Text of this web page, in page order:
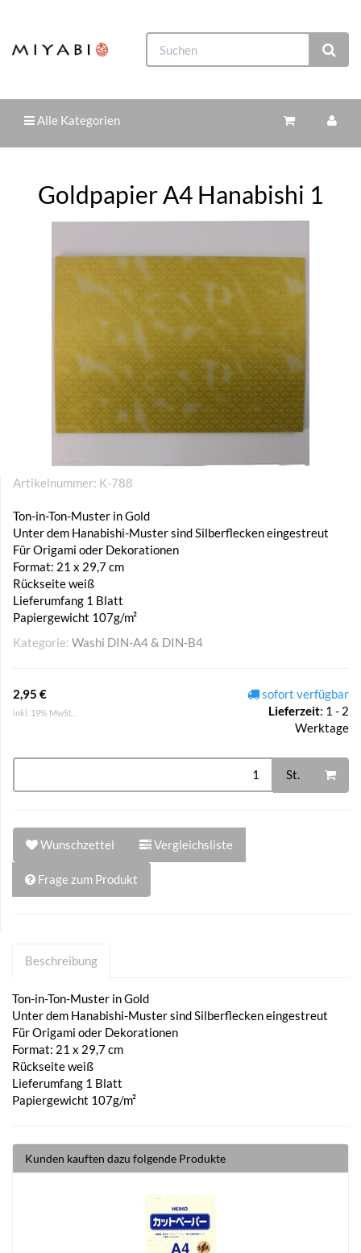
Alle Kategorien
Goldpapier A4 Hanabishi 1
Artikelnummer: K-788
Ton-in-Ton-Muster in Gold
Unter dem Hanabishi-Muster sind Silberflecken eingestreut
Für Origami oder Dekorationen
Format: 21 x 29,7 cm
Rückseite weiß
Lieferumfang 1 Blatt
Papiergewicht 107g/m²
Kategorie: Washi DIN-A4 & DIN-B4
2,95 €
inkl. 19% MwSt. ,
sofort verfügbar
Lieferzeit: 1 - 2
Werktage
St.
Wunschzettel Vergleichsliste
Frage zum Produkt
Beschreibung
Ton-in-Ton-Muster in Gold
Unter dem Hanabishi-Muster sind Silberflecken eingestreut
Für Origami oder Dekorationen
Format: 21 x 29,7 cm
Rückseite weiß
Lieferumfang 1 Blatt
Papiergewicht 107g/m²
Kunden kauften dazu folgende Produkte